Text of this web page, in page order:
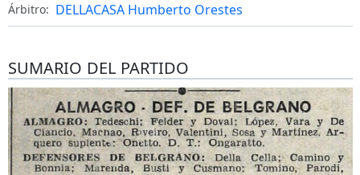
Árbitro: DELLACASA Humberto Orestes
SUMARIO DEL PARTIDO